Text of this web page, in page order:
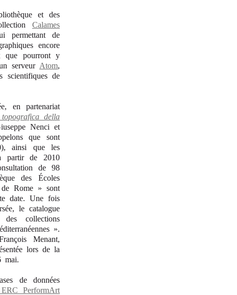
et des
Calames
permettant de
encore
que pourront y
serveur Atom,
scientifiques de
en partenariat
della
Nenci et
que sont
ainsi que les
partir de 2010
de 98
des Écoles
Rome » sont
date. Une fois
le catalogue
collections
».
Menant,
lors de la
mai.
de données
PerformArt